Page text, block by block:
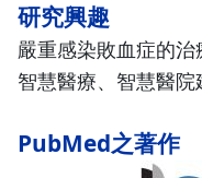
研究興趣
嚴重感染敗血症的治
智慧醫療、智慧醫院
PubMed之著作